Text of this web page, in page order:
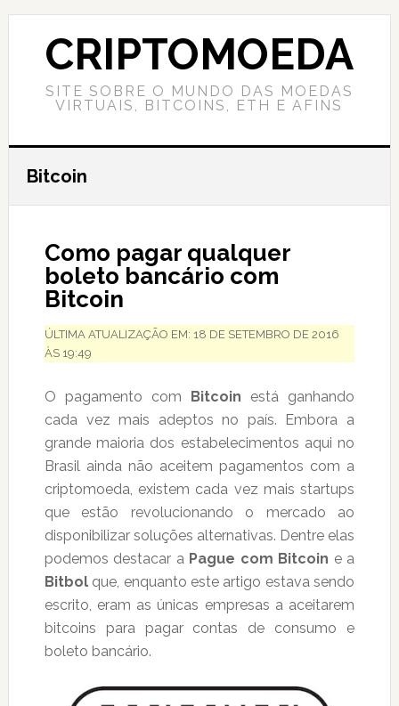
Skip
content
Skip
primary
Skip
CRIPTOMOEDA
SITE SOBRE O MUNDO DAS MOEDAS
VIRTUAIS, BITCOINS, ETH E AFINS
Bitcoin
Como pagar qualquer
boleto bancário com
Bitcoin
ÚLTIMA ATUALIZAÇÃO EM: 18 DE SETEMBRO DE 2016
ÀS 19:49
O pagamento com Bitcoin está ganhando
cada vez mais adeptos no país. Embora a
grande maioria dos estabelecimentos aqui no
Brasil ainda não aceitem pagamentos com a
criptomoeda, existem cada vez mais startups
que estão revolucionando o mercado ao
disponibilizar soluções alternativas. Dentre elas
podemos destacar a Pague com Bitcoin e a
Bitbolque, enquanto este artigo estava sendo
escrito, eram as únicas empresas a aceitarem
bitcoins para pagar contas de consumo e
boleto bancário.